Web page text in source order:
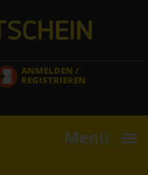
ANMELDEN /
REGISTRIEREN
Menü